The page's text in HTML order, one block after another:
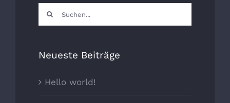
Suche
nach:
Neueste Beiträge
Hello world!